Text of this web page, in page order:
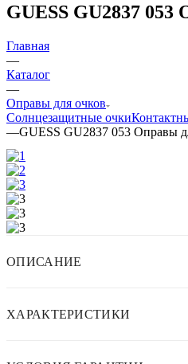
GUESS GU2837
Главная
—
Каталог
—
Оправы для очков
Солнцезащитные очки
—GUESS GU2837 053 Оправы
ОПИСАНИЕ
ХАРАКТЕРИСТИКИ